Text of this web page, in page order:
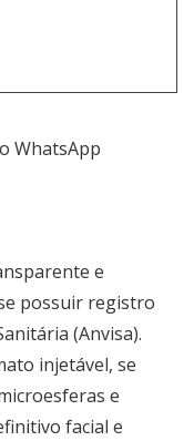
WhatsApp
e
possuir registro
(Anvisa).
injetável, se
e
facial e